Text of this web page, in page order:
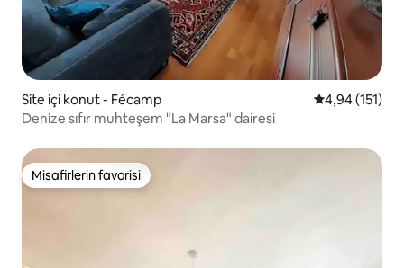
Site içi konut - Fécamp 5 üzerinden
4,94 (151)
Denize sıfır muhteşem "La Marsa" dairesi
Misafirlerin favorisi
Misafirlerin favorisi